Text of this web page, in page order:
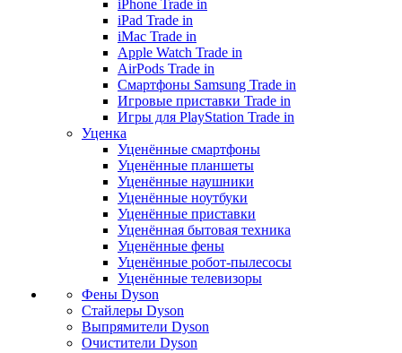
iPhone Trade in
iPad Trade in
iMac Trade in
Apple Watch Trade in
AirPods Trade in
Смартфоны Samsung Trade in
Игровые приставки Trade in
Игры для PlayStation Trade in
Уценка
Уценённые смартфоны
Уценённые планшеты
Уценённые наушники
Уценённые ноутбуки
Уценённые приставки
Уценённая бытовая техника
Уценённые фены
Уценённые робот-пылесосы
Уценённые телевизоры
Фены Dyson
Стайлеры Dyson
Выпрямители Dyson
Очистители Dyson